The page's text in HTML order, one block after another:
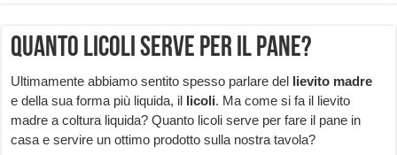
Quanto licoli serve per il pane?
Ultimamente abbiamo sentito spesso parlare del lievito madre
e della sua forma più liquida, il licoli. Ma come si fa il lievito
madre a coltura liquida? Quanto licoli serve per fare il pane in
casa e servire un ottimo prodotto sulla nostra tavola?